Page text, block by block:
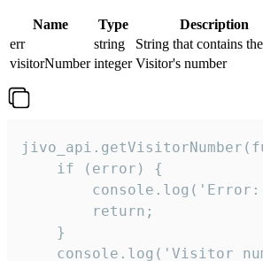
Name Type
Description
err
string
String that contains
visitorNumber integer Visitor's number
    if (error) {
console.log('Error:
        return;
    }
console.log('Visitor